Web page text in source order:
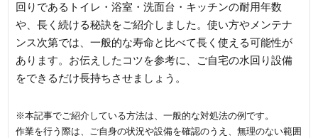
回りであるトイレ・浴室・洗面台・キッチンの耐用年数
や、長く続ける秘訣をご紹介しました。使い方やメンテナ
ンス次第では、一般的な寿命と比べて長く使える可能性が
あります。お伝えしたコツを参考に、ご自宅の水回り設備
をできるだけ長持ちさせましょう。
※本記事でご紹介している方法は、一般的な対処法の例です。
作業を行う際は、ご自身の状況や設備を確認のうえ、無理のない範囲